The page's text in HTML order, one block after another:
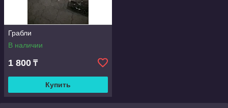
Грабли
В наличии
1 800 ₸
Купить